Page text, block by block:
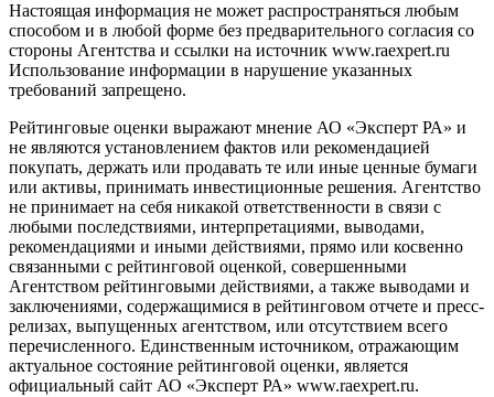
Настоящая информация не может распространяться любым
способом и в любой форме без предварительного согласия со
стороны Агентства и ссылки на источник www.raexpert.ru
Использование информации в нарушение указанных
требований запрещено.
Рейтинговые оценки выражают мнение АО «Эксперт РА» и
не являются установлением фактов или рекомендацией
покупать, держать или продавать те или иные ценные бумаги
или активы, принимать инвестиционные решения. Агентство
не принимает на себя никакой ответственности в связи с
любыми последствиями, интерпретациями, выводами,
рекомендациями и иными действиями, прямо или косвенно
связанными с рейтинговой оценкой, совершенными
Агентством рейтинговыми действиями, а также выводами и
заключениями, содержащимися в рейтинговом отчете и пресс-
релизах, выпущенных агентством, или отсутствием всего
перечисленного. Единственным источником, отражающим
актуальное состояние рейтинговой оценки, является
официальный сайт АО «Эксперт РА» www.raexpert.ru.